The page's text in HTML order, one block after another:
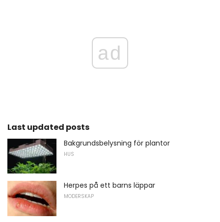
ad
Last updated posts
Bakgrundsbelysning för plantor
HUS
Herpes på ett barns läppar
MODERSKAP